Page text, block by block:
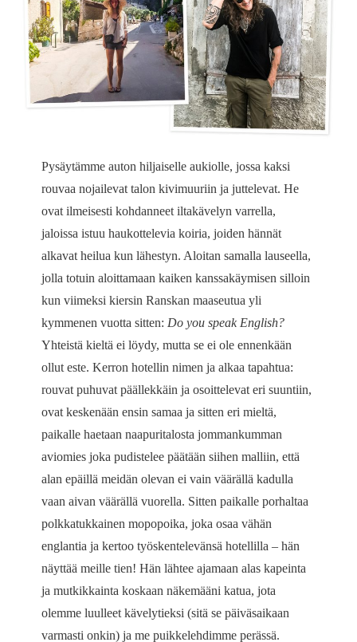
Pysäytämme auton hiljaiselle aukiolle, jossa kaksi
rouvaa nojailevat talon kivimuuriin ja juttelevat. He
ovat ilmeisesti kohdanneet iltakävelyn varrella,
jaloissa istuu haukottelevia koiria, joiden hännät
alkavat heilua kun lähestyn. Aloitan samalla lauseella,
jolla totuin aloittamaan kaiken kanssakäymisen silloin
kun viimeksi kiersin Ranskan maaseutua yli
kymmenen vuotta sitten: Do you speak English?
Yhteistä kieltä ei löydy, mutta se ei ole ennenkään
ollut este. Kerron hotellin nimen ja alkaa tapahtua:
rouvat puhuvat päällekkäin ja osoittelevat eri suuntiin,
ovat keskenään ensin samaa ja sitten eri mieltä,
paikalle haetaan naapuritalosta jommankumman
aviomies joka pudistelee päätään siihen malliin, että
alan epäillä meidän olevan ei vain väärällä kadulla
vaan aivan väärällä vuorella. Sitten paikalle porhaltaa
polkkatukkainen mopopoika, joka osaa vähän
englantia ja kertoo työskentelevänsä hotellilla – hän
näyttää meille tien! Hän lähtee ajamaan alas kapeinta
ja mutkikkainta koskaan näkemääni katua, jota
olemme luulleet kävelytieksi (sitä se päiväsaikaan
varmasti onkin) ja me puikkelehdimme perässä.